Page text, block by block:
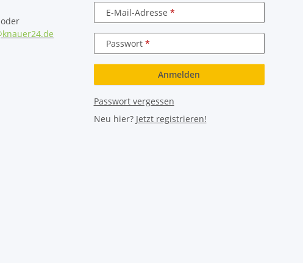
E-Mail-Adresse
Passwort
Anmelden
Passwort vergessen
Neu hier? Jetzt registrieren!